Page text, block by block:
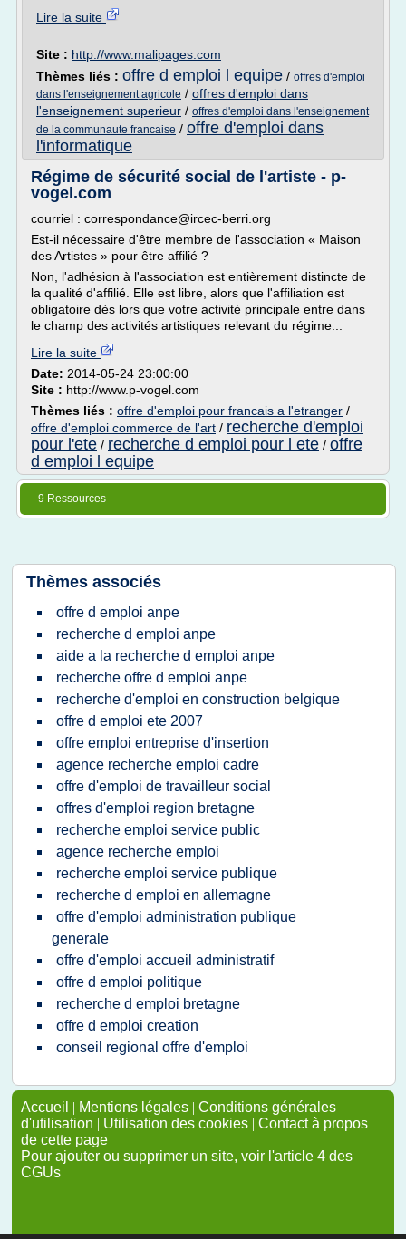
Lire la suite
Site : http://www.malipages.com
Thèmes liés : offre d emploi l equipe / offres d'emploi
dans l'enseignement agricole / offres d'emploi dans
l'enseignement superieur / offres d'emploi dans l'enseignement
de la communaute francaise / offre d'emploi dans
l'informatique
Régime de sécurité social de l'artiste - p-
vogel.com
courriel : correspondance@ircec-berri.org
Est-il nécessaire d'être membre de l'association « Maison
des Artistes » pour être affilié ?
Non, l'adhésion à l'association est entièrement distincte de
la qualité d'affilié. Elle est libre, alors que l'affiliation est
obligatoire dès lors que votre activité principale entre dans
le champ des activités artistiques relevant du régime...
Lire la suite
Date: 2014-05-24 23:00:00
Site : http://www.p-vogel.com
Thèmes liés : offre d'emploi pour francais a l'etranger /
offre d'emploi commerce de l'art / recherche d'emploi
pour l'ete / recherche d emploi pour l ete / offre
d emploi l equipe
9 Ressources
Thèmes associés
offre d emploi anpe
recherche d emploi anpe
aide a la recherche d emploi anpe
recherche offre d emploi anpe
recherche d'emploi en construction belgique
offre d emploi ete 2007
offre emploi entreprise d'insertion
agence recherche emploi cadre
offre d'emploi de travailleur social
offres d'emploi region bretagne
recherche emploi service public
agence recherche emploi
recherche emploi service publique
recherche d emploi en allemagne
offre d'emploi administration publique
generale
offre d'emploi accueil administratif
offre d emploi politique
recherche d emploi bretagne
offre d emploi creation
conseil regional offre d'emploi
Accueil | Mentions légales | Conditions générales
d'utilisation | Utilisation des cookies | Contact à propos
de cette page
Pour ajouter ou supprimer un site, voir l'article 4 des
CGUs